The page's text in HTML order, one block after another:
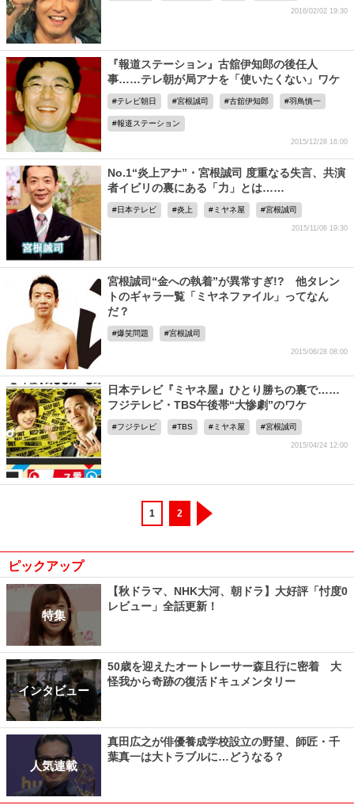
2016/02/02 19:30
『報道ステーション』古舘伊知郎の後任人
事……テレ朝が局アナを「使いたくない」ワケ
テレビ朝日 宮根誠司 古舘伊知郎 羽鳥慎一
報道ステーション
2015/12/28 16:00
No.1“炎上アナ”・宮根誠司 度重なる失言、共演
者イビリの裏にある「力」とは……
日本テレビ 炎上 ミヤネ屋 宮根誠司
2015/11/06 19:30
宮根誠司“金への執着”が異常すぎ!? 他タレン
トのギャラ一覧「ミヤネファイル」ってなん
だ？
爆笑問題 宮根誠司
2015/06/28 08:00
日本テレビ『ミヤネ屋』ひとり勝ちの裏で……
フジテレビ・TBS午後帯“大惨劇”のワケ
フジテレビ TBS ミヤネ屋 宮根誠司
2015/04/24 12:00
1 2
ピックアップ
特集
【秋ドラマ、NHK大河、朝ドラ】大好評「忖度0
レビュー」全話更新！
インタビュー
50歳を迎えたオートレーサー森且行に密着 大
怪我から奇跡の復活ドキュメンタリー
人気連載
真田広之が俳優養成学校設立の野望、師匠・千
葉真一は大トラブルに…どうなる？